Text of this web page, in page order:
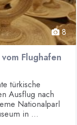
8
Flughafen
türkische
Ausflug nach
Nationalparl
in ...